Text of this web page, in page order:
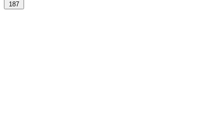
187